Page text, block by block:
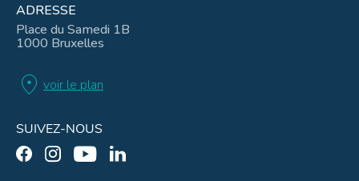
ADRESSE
Place du Samedi 1B
1000 Bruxelles
location_on voir le plan
SUIVEZ-NOUS